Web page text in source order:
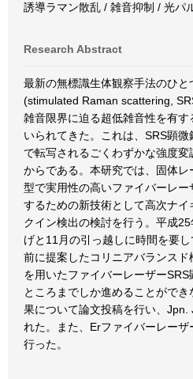
誘導ラマン散乱 / 雑音抑制 / 光パ
Research Abstract
最新の無標識生体観察手法のひ
(stimulated Raman scattering,
雑音限界に迫る超低雑音性を有す
いられてきた。これは、SRS顕
で転写されるごくわずかな強度
からである。本研究では、固体
型で実用性の高いファイバーレー
するための新技術として高次ナイ
クイン検出の検討を行う。平成
げと11月の引っ越しに時間を要
前に提案したコリニアバランス
を用いたファイバーレーザー
ところまでしか進めることがで
果について論文投稿を行い、Jpn.
れた。また、Erファイバーレー
行った。